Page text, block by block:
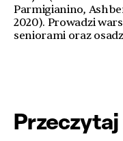
Parmigianino,
2020). Prowadzi
seniorami oraz